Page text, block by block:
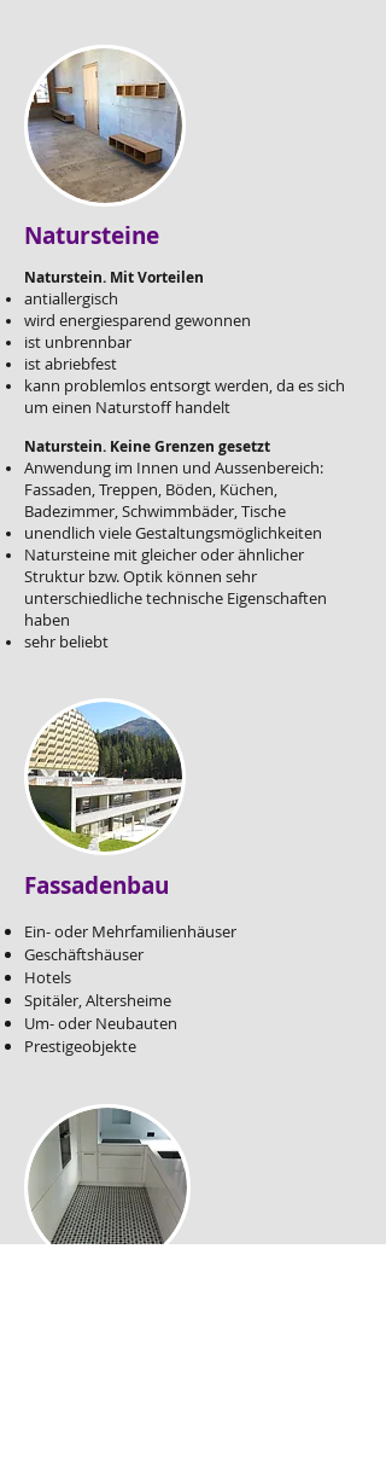
Natursteine
Naturstein. Mit Vorteilen
antiallergisch
wird energiesparend gewonnen
ist unbrennbar
ist abriebfest
kann problemlos entsorgt werden, da es sich
um einen Naturstoff handelt
Naturstein. Keine Grenzen gesetzt
Anwendung im Innen und Aussenbereich:
Fassaden, Treppen, Böden, Küchen,
Badezimmer, Schwimmbäder, Tische
unendlich viele Gestaltungsmöglichkeiten
Natursteine mit gleicher oder ähnlicher
Struktur bzw. Optik können sehr
unterschiedliche technische Eigenschaften
haben
sehr beliebt
Fassadenbau
Ein- oder Mehrfamilienhäuser
Geschäftshäuser
Hotels
Spitäler, Altersheime
Um- oder Neubauten
Prestigeobjekte